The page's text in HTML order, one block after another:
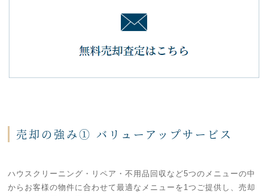
売却の強み① バリューアップサービス
ハウスクリーニング・リペア・不用品回収など5つのメニューの中
からお客様の物件に合わせて最適なメニューを1つご提供し、売却